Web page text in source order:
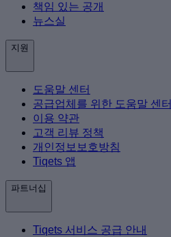
책임 있는 공개
뉴스실
지원
도움말 센터
공급업체를 위한 도움말 센터
이용 약관
고객 리뷰 정책
개인정보보호방침
Tiqets 앱
파트너십
Tiqets 서비스 공급 안내